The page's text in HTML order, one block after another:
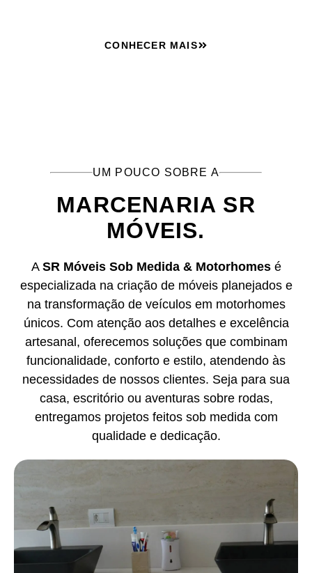
CONHECER MAIS
UM POUCO SOBRE A
MARCENARIA SR
MÓVEIS.
A SR Móveis Sob Medida & Motorhomesé
especializada na criação de móveis planejados e
na transformação de veículos em motorhomes
únicos. Com atenção aos detalhes e excelência
artesanal, oferecemos soluções que combinam
funcionalidade, conforto e estilo, atendendo às
necessidades de nossos clientes. Seja para sua
casa, escritório ou aventuras sobre rodas,
entregamos projetos feitos sob medida com
qualidade e dedicação.